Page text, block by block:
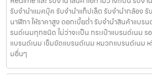
รับจำนำแมคบุ๊ค รับจำนำแท็ปเล็ต รับจำนำกล้อง รั
นาฬิกา ให้ราคาสูง ดอกเบี้ยต่ำ รับจำนำสินค้าแบร
รนด์เนมทุกชนิด ไม่ว่าจะเป็น กระเป๋าแบรนด์เนม ร
แบรนด์เนม เข็มขัดแบรนด์เนม หมวกแบรนด์เนม
มอื่นๆ